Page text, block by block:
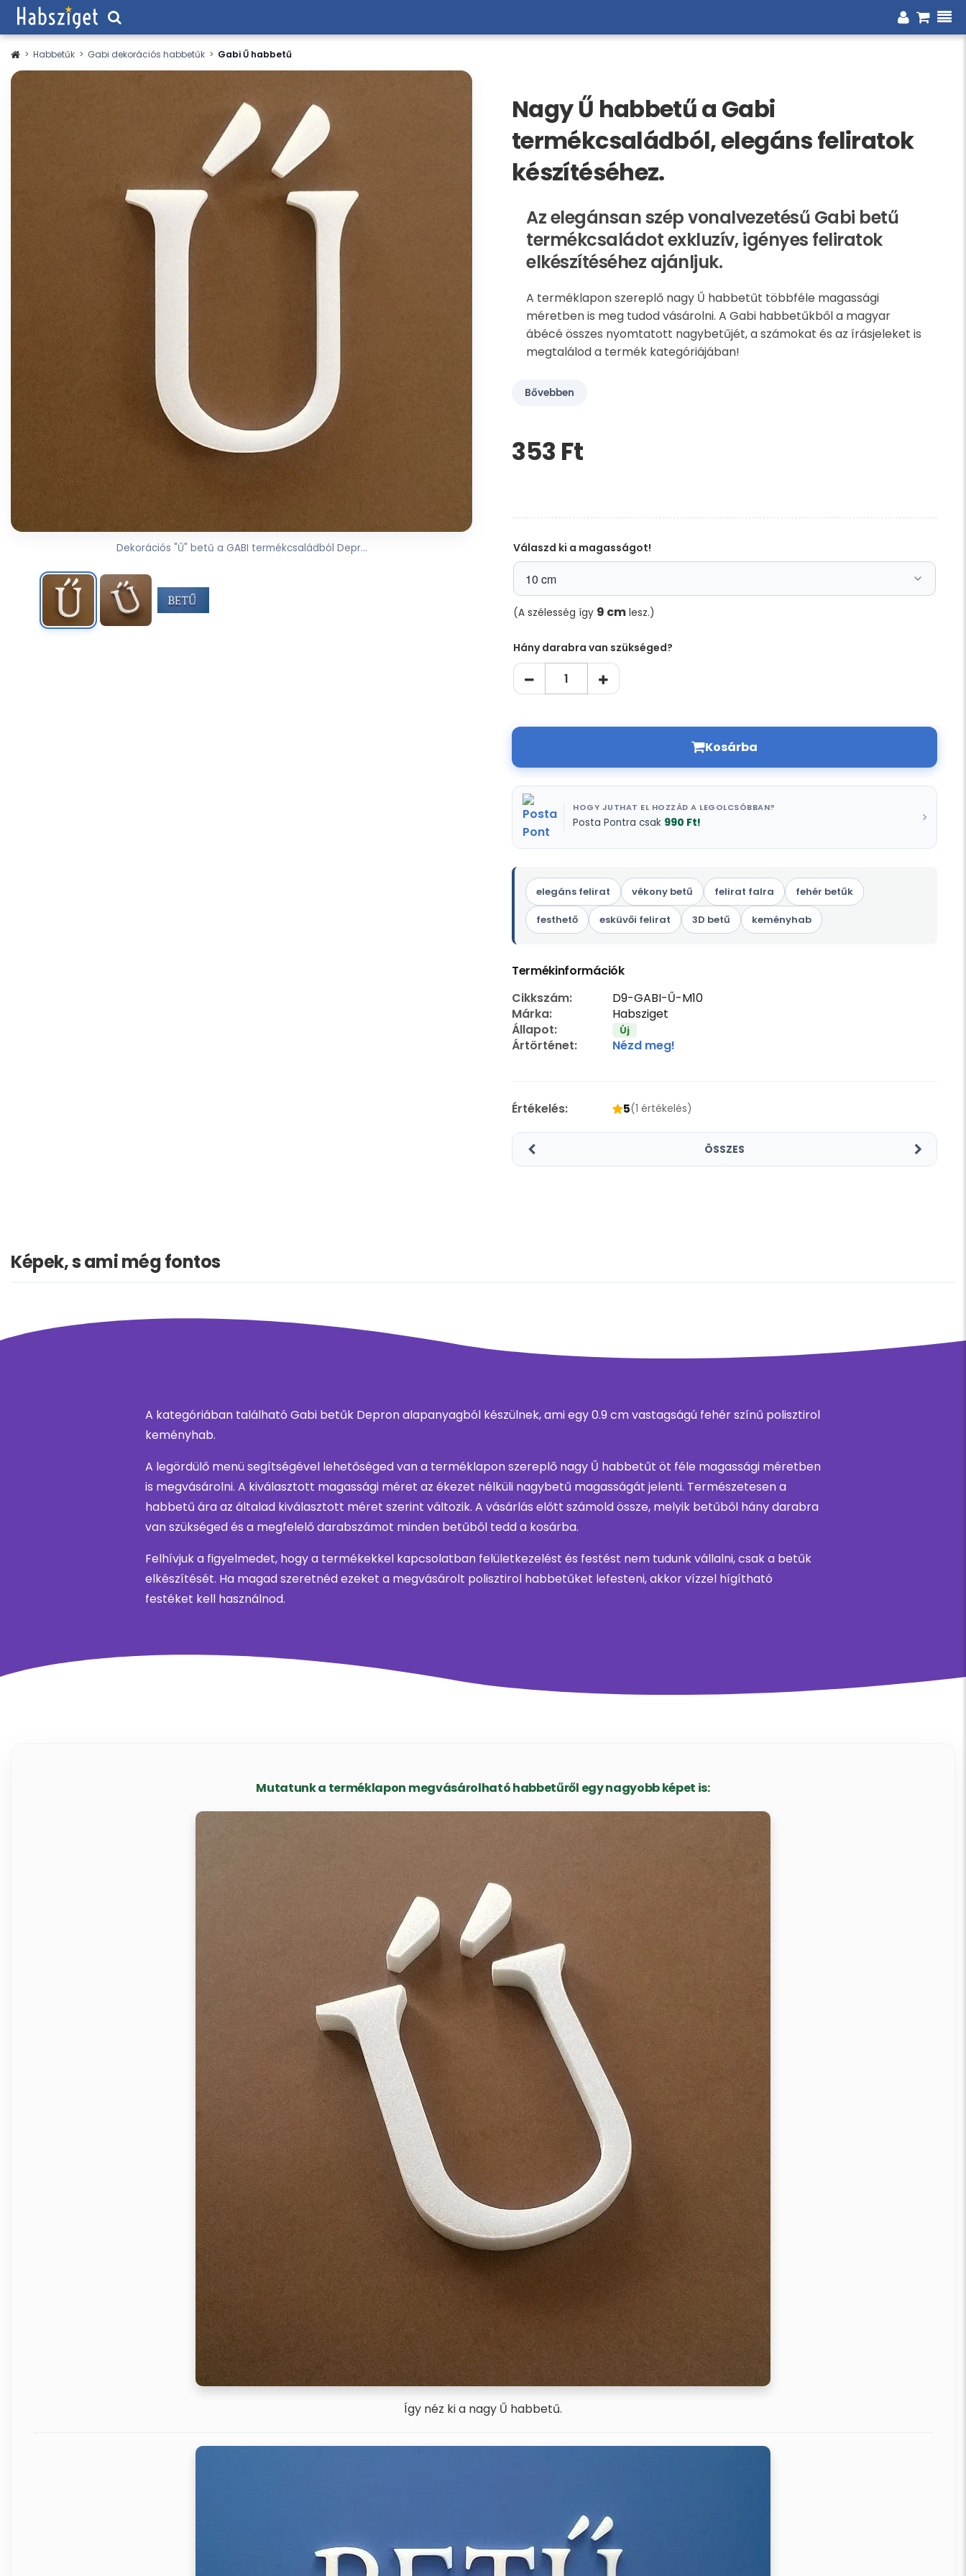
> Habbetűk > Gabi dekorációs habbetűk > Gabi Ű habbetű
Dekorációs "Ű" betű a GABI termékcsaládból Depr...
Nagy Ű habbetű a Gabi
termékcsaládból, elegáns feliratok
készítéséhez.
Az elegánsan szép vonalvezetésű Gabi betű
termékcsaládot exkluzív, igényes feliratok
elkészítéséhez ajánljuk.
A terméklapon szereplő nagy Ű habbetűt többféle magassági
méretben is meg tudod vásárolni. A Gabi habbetűkből a magyar
ábécé összes nyomtatott nagybetűjét, a számokat és az írásjeleket is
megtalálod a termék kategóriájában!
Bővebben
Kérem,
hagyja
353 Ft‎
Válaszd ki a magasságot!
(A szélesség így 9 cm lesz.)
Hány darabra van szükséged?
Kosárba
HOGY JUTHAT EL HOZZÁD A LEGOLCSÓBBAN?
Posta Pontra csak 990 Ft!
elegáns felirat vékony betű felirat falra fehér betűk
festhető esküvői felirat 3D betű keményhab
Termékinformációk
Cikkszám:
D9-GABI-Ű-M10
Márka:
Habsziget
Állapot:
Új
Ártörténet: Nézd meg!
Értékelés: 5(1 értékelés)
ÖSSZES
Képek, s ami még fontos
A kategóriában található Gabi betűk Depron alapanyagból készülnek, ami egy 0.9 cm vastagságú fehér színű polisztirol
keményhab.
A legördülő menü segítségével lehetőséged van a terméklapon szereplő nagy Ű habbetűt öt féle magassági méretben
is megvásárolni. A kiválasztott magassági méret az ékezet nélküli nagybetű magasságát jelenti. Természetesen a
habbetű ára az általad kiválasztott méret szerint változik. A vásárlás előtt számold össze, melyik betűből hány darabra
van szükséged és a megfelelő darabszámot minden betűből tedd a kosárba.
Felhívjuk a figyelmedet, hogy a termékekkel kapcsolatban felületkezelést és festést nem tudunk vállalni, csak a betűk
elkészítését. Ha magad szeretnéd ezeket a megvásárolt polisztirol habbetűket lefesteni, akkor vízzel hígítható
festéket kell használnod.
Mutatunk a terméklapon megvásárolható habbetűről egy nagyobb képet is:
Így néz ki a nagy Ű habbetű.